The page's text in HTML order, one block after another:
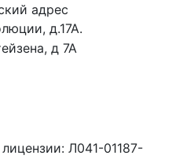
адрес
д.17А.
д 7А
Л041-01187-